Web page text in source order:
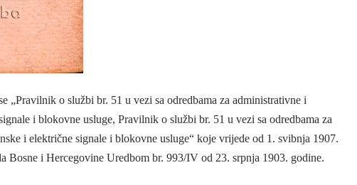
„Pravilnik o službi br. 51 u vezi sa odredbama za administrativne i
i blokovne usluge, Pravilnik o službi br. 51 u vezi sa odredbama za
i električne signale i blokovne usluge“ koje vrijede od 1. svibnja 1907.
Bosne i Hercegovine Uredbom br. 993/IV od 23. srpnja 1903. godine.